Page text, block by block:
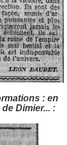
: en
Dimier... :